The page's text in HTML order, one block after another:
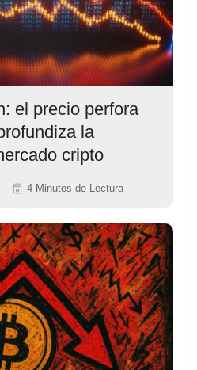
el precio perfora
la
cripto
4 Minutos de Lectura